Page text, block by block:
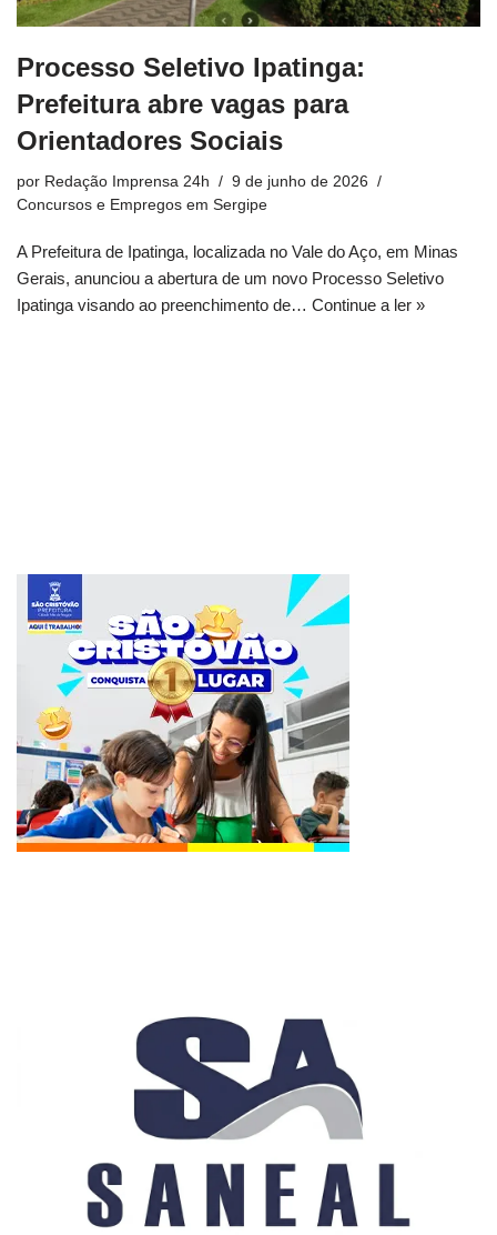
Processo Seletivo Ipatinga:
Prefeitura abre vagas para
Orientadores Sociais
por Redação Imprensa 24h
9 de junho de 2026
Concursos e Empregos em Sergipe
A Prefeitura de Ipatinga, localizada no Vale do Aço, em Minas
Gerais, anunciou a abertura de um novo Processo Seletivo
Ipatinga visando ao preenchimento de… Continue a ler »